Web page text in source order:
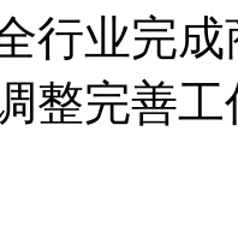
行业完
整完善